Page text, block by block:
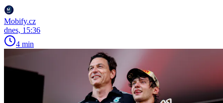
Mobify.cz
dnes, 15:36
4 min